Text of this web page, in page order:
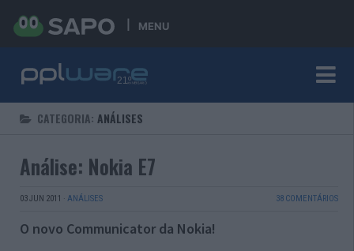
MENU
CATEGORIA: ANÁLISES
Análise: Nokia E7
03 JUN 2011 · ANÁLISES 38 COMENTÁRIOS
O novo Communicator da Nokia!